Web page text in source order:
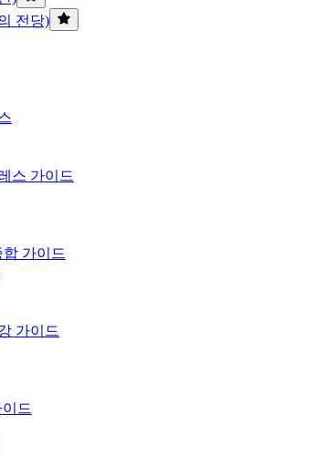
전당)
스 가이드
가이드
가이드
드